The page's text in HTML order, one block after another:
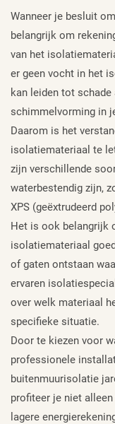
Wanneer je besluit
belangrijk om
van het
er geen vocht in het
kan leiden tot
schimmelvorming in
Daarom is het
isolatiemateriaal te
zijn verschillende
waterbestendig zijn,
XPS (geëxtrudeerd
Het is ook belangrijk
isolatiemateriaal
of gaten ontstaan
ervaren
over welk materiaal
specifieke situatie.
Door te kiezen voor
professionele
buitenmuurisolatie
profiteer je niet
lagere